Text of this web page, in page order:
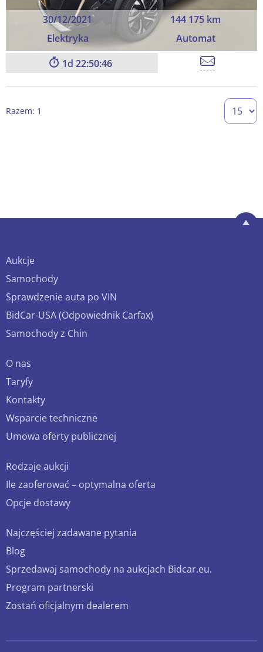
30/12/2021
144 175 km
Elektryka
Automat
1 22:50:45
Razem: 1
Aukcje
Samochody
Sprawdzenie auta po VIN
BidCar-USA (Odpowiednik Carfax)
Samochody z Chin
O nas
Taryfy
Kontakty
Wsparcie techniczne
Umowa oferty publicznej
Rodzaje aukcji
Ile zaoferować – optymalna oferta
Opcje dostawy
Najczęściej zadawane pytania
Blog
Sprzedawaj samochody na aukcjach Bidcar.eu.
Program partnerski
Zostań oficjalnym dealerem